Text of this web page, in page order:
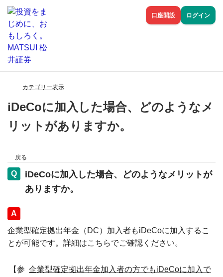
口座開設 ログイン
カテゴリー表示
iDeCoに加入した場合、どのようなメ
リットがありますか。
戻る
iDeCoに加入した場合、どのようなメリットが
ありますか。
回答
企業型確定拠出年金（DC）加入者もiDeCoに加入するこ
とが可能です。詳細はこちらでご確認ください。
【参 企業型確定拠出年金加入者の方でもiDeCoに加入で